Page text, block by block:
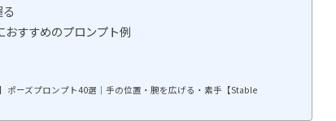
すすめのプロンプト例
ポーズプロンプト40選｜手の位置・腕を広げる・素手【Stable